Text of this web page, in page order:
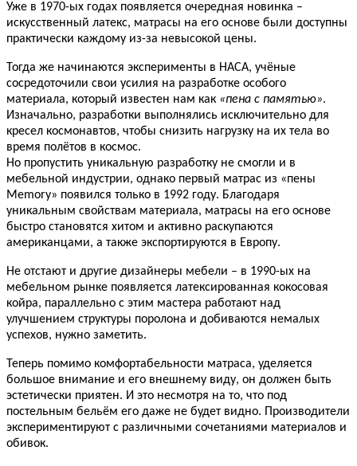
Уже в 1970-ых годах появляется очередная новинка –
искусственный латекс, матрасы на его основе были доступны
практически каждому из-за невысокой цены.
Тогда же начинаются эксперименты в НАСА, учёные
сосредоточили свои усилия на разработке особого
материала, который известен нам как «пена с памятью».
Изначально, разработки выполнялись исключительно для
кресел космонавтов, чтобы снизить нагрузку на их тела во
время полётов в космос.
Но пропустить уникальную разработку не смогли и в
мебельной индустрии, однако первый матрас из «пены
Memory» появился только в 1992 году. Благодаря
уникальным свойствам материала, матрасы на его основе
быстро становятся хитом и активно раскупаются
американцами, а также экспортируются в Европу.
Не отстают и другие дизайнеры мебели – в 1990-ых на
мебельном рынке появляется латексированная кокосовая
койра, параллельно с этим мастера работают над
улучшением структуры поролона и добиваются немалых
успехов, нужно заметить.
Теперь помимо комфортабельности матраса, уделяется
большое внимание и его внешнему виду, он должен быть
эстетически приятен. И это несмотря на то, что под
постельным бельём его даже не будет видно. Производители
экспериментируют с различными сочетаниями материалов и
обивок.